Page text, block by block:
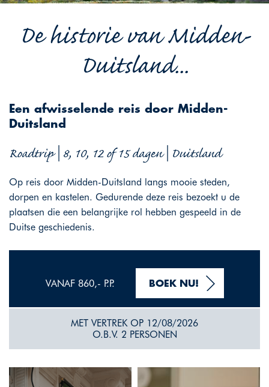
De historie van Midden-
Duitsland...
Een afwisselende reis door Midden-
Duitsland
Roadtrip | 8, 10, 12 of 15 dagen | Duitsland
Op reis door Midden-Duitsland langs mooie steden,
dorpen en kastelen. Gedurende deze reis bezoekt u de
plaatsen die een belangrijke rol hebben gespeeld in de
Duitse geschiedenis.
VANAF 860,- P.P. BOEK NU!
MET VERTREK OP 12/08/2026
O.B.V. 2 PERSONEN